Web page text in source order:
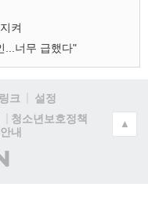
켜
...너무 급했다"
크
설정
청소년보호정책
내
▲